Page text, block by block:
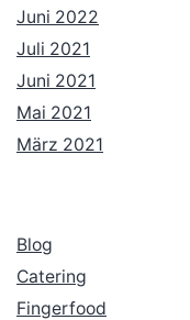
Juni 2022
Juli 2021
Juni 2021
Mai 2021
März 2021
Blog
Catering
Fingerfood